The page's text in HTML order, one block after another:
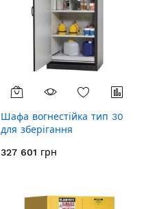
Шафа вогнестійка тип 30
для зберігання
591133
327 601 грн